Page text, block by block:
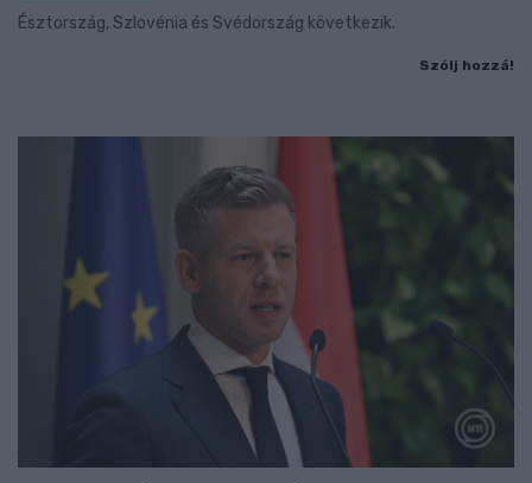
Észtország, Szlovénia és Svédország következik.
Szólj hozzá!